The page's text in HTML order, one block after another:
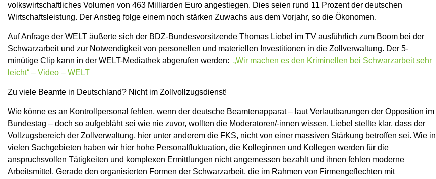
volkswirtschaftliches Volumen von 463 Milliarden Euro angestiegen. Dies seien rund 11 Prozent der deutschen
Wirtschaftsleistung. Der Anstieg folge einem noch stärken Zuwachs aus dem Vorjahr, so die Ökonomen.
Auf Anfrage der WELT äußerte sich der BDZ-Bundesvorsitzende Thomas Liebel im TV ausführlich zum Boom bei der
Schwarzarbeit und zur Notwendigkeit von personellen und materiellen Investitionen in die Zollverwaltung. Der 5-
minütige Clip kann in der WELT-Mediathek abgerufen werden: „Wir machen es den Kriminellen bei Schwarzarbeit sehr
leicht“ – Video – WELT
Zu viele Beamte in Deutschland? Nicht im Zollvollzugsdienst!
Wie könne es an Kontrollpersonal fehlen, wenn der deutsche Beamtenapparat – laut Verlautbarungen der Opposition im
Bundestag – doch so aufgebläht sei wie nie zuvor, wollten die Moderatoren/-innen wissen. Liebel stellte klar, dass der
Vollzugsbereich der Zollverwaltung, hier unter anderem die FKS, nicht von einer massiven Stärkung betroffen sei. Wie in
vielen Sachgebieten haben wir hier hohe Personalfluktuation, die Kolleginnen und Kollegen werden für die
anspruchsvollen Tätigkeiten und komplexen Ermittlungen nicht angemessen bezahlt und ihnen fehlen moderne
Arbeitsmittel. Gerade den organisierten Formen der Schwarzarbeit, die im Rahmen von Firmengeflechten mit